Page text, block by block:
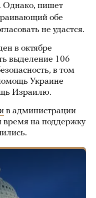
Однако, пишет
обе
не удастся.
в октябре
выделение 106
в том
Украине
Израилю.
в администрации
на поддержку